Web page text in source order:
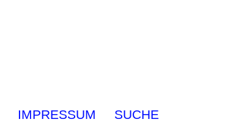
IMPRESSUM SUCHE